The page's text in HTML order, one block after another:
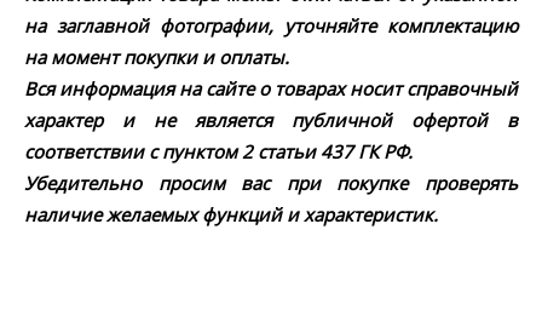
на заглавной фотографии, уточняйте комплектацию
на момент покупки и оплаты.
Вся информация на сайте о товарах носит справочный
характер и не является публичной офертой в
соответствии с пунктом 2 статьи 437 ГК РФ.
Убедительно просим вас при покупке проверять
наличие желаемых функций и характеристик.